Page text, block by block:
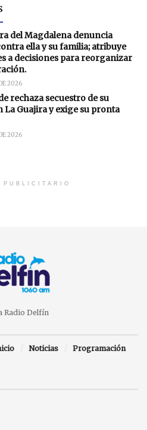
del Magdalena denuncia
ella y su familia; atribuye
a decisiones para reorganizar
2026
rechaza secuestro de su
La Guajira y exige su pronta
2026
PUBLICITARIO
Radio Delfín
Noticias Programación